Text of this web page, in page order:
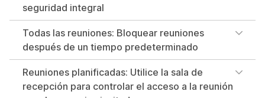
seguridad integral
Todas las reuniones: Bloquear reuniones
después de un tiempo predeterminado
Reuniones planificadas: Utilice la sala de
recepción para controlar el acceso a la reunión